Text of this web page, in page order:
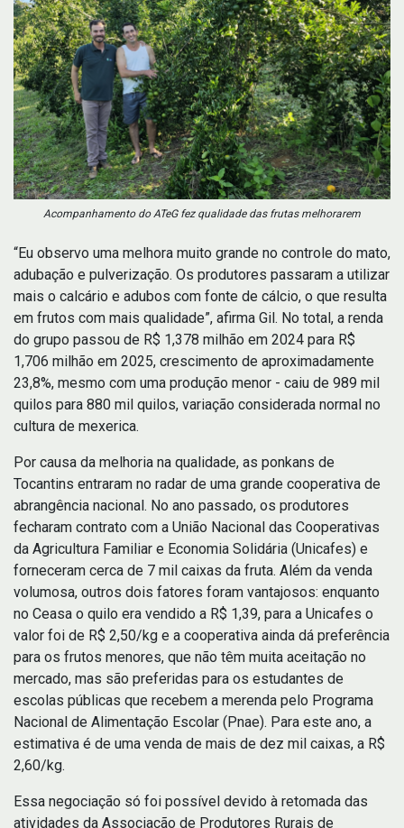
Acompanhamento do ATeG fez qualidade das frutas melhorarem
“Eu observo uma melhora muito grande no controle do mato,
adubação e pulverização. Os produtores passaram a utilizar
mais o calcário e adubos com fonte de cálcio, o que resulta
em frutos com mais qualidade”, afirma Gil. No total, a renda
do grupo passou de R$ 1,378 milhão em 2024 para R$
1,706 milhão em 2025, crescimento de aproximadamente
23,8%, mesmo com uma produção menor - caiu de 989 mil
quilos para 880 mil quilos, variação considerada normal no
cultura de mexerica.
Por causa da melhoria na qualidade, as ponkans de
Tocantins entraram no radar de uma grande cooperativa de
abrangência nacional. No ano passado, os produtores
fecharam contrato com a União Nacional das Cooperativas
da Agricultura Familiar e Economia Solidária (Unicafes) e
forneceram cerca de 7 mil caixas da fruta. Além da venda
volumosa, outros dois fatores foram vantajosos: enquanto
no Ceasa o quilo era vendido a R$ 1,39, para a Unicafes o
valor foi de R$ 2,50/kg e a cooperativa ainda dá preferência
para os frutos menores, que não têm muita aceitação no
mercado, mas são preferidas para os estudantes de
escolas públicas que recebem a merenda pelo Programa
Nacional de Alimentação Escolar (Pnae). Para este ano, a
estimativa é de uma venda de mais de dez mil caixas, a R$
2,60/kg.
Essa negociação só foi possível devido à retomada das
atividades da Associação de Produtores Rurais de